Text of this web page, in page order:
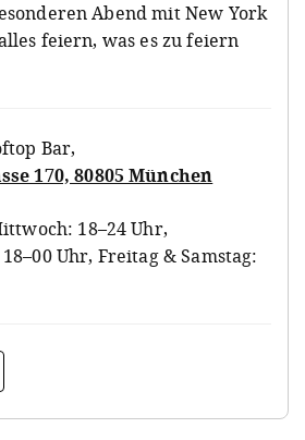
Abend mit New York
feiern, was es zu feiern
Bar,
170, 80805 München
18–24 Uhr,
Uhr, Freitag & Samstag: